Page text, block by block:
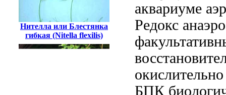
Нителла или Блестянка
гибкая (Nitella flexilis)
аквариуме
Редокс
БПК